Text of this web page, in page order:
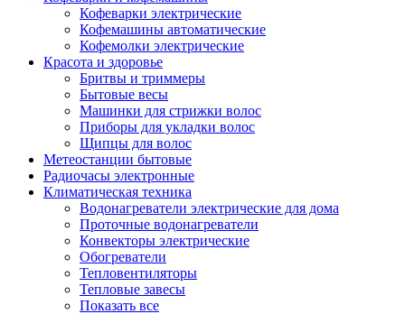
Кофеварки электрические
Кофемашины автоматические
Кофемолки электрические
Красота и здоровье
Бритвы и триммеры
Бытовые весы
Машинки для стрижки волос
Приборы для укладки волос
Щипцы для волос
Метеостанции бытовые
Радиочасы электронные
Климатическая техника
Водонагреватели электрические для дома
Проточные водонагреватели
Конвекторы электрические
Обогреватели
Тепловентиляторы
Тепловые завесы
Показать все